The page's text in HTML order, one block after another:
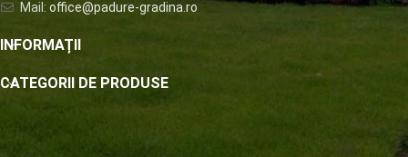
Mail: office@padure-gradina.ro
INFORMAȚII
CATEGORII DE PRODUSE